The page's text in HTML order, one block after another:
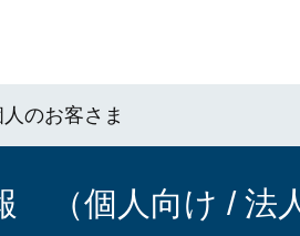
のお客さま
（個人向け / 法